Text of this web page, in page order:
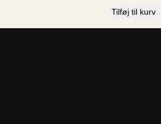
Tilføj til kurv